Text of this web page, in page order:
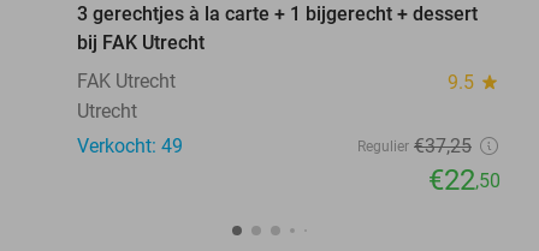
3 gerechtjes à la carte + 1 bijgerecht + dessert
bij FAK Utrecht
FAK Utrecht
9.5 star
Utrecht
Verkocht: 49
Regulier €37,25
€22,50